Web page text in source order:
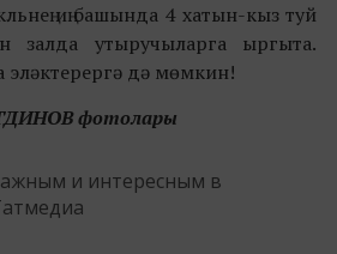
иң башында 4 хатын-кыз туй
залда утыручыларга ыргыта.
эләктерергә дә мөмкин!
фотолары
и интересным в